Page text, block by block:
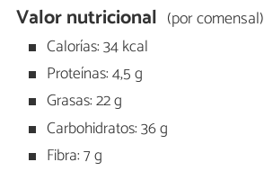
Valor nutricional (por comensal)
Calorías: 34 kcal
Proteínas: 4,5 g
Grasas: 22 g
Carbohidratos: 36 g
Fibra: 7 g